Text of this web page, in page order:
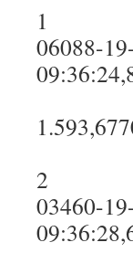
1
06088-
2
03460-